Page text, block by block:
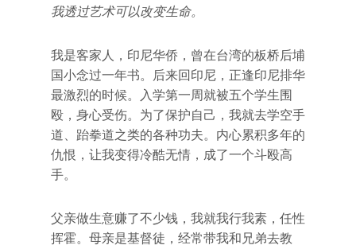
我透过艺术可以改变生命。
我是客家人，印尼华侨，曾在台湾的板桥后埔
国小念过一年书。后来回印尼，正逢印尼排华
最激烈的时候。入学第一周就被五个学生围
殴，身心受伤。为了保护自己，我就去学空手
道、跆拳道之类的各种功夫。内心累积多年的
仇恨，让我变得冷酷无情，成了一个斗殴高
手。
父亲做生意赚了不少钱，我就我行我素，任性
挥霍。母亲是基督徒，经常带我和兄弟去教